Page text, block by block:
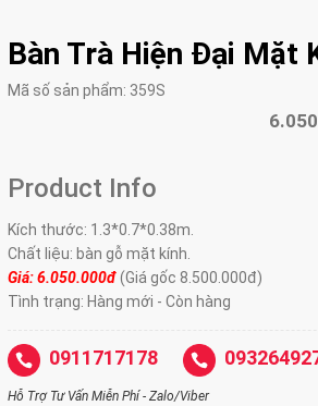
Bàn Trà Hiện Đại Mặt
Mã số sản phẩm: 359S
Product Info
Kích thước: 1.3*0.7*0.38m.
Chất liệu: bàn gỗ mặt kính.
Giá: 6.050.000đ(Giá gốc 8.500.000đ)
Tình trạng: Hàng mới - Còn hàng
0911717178
Hỗ Trợ Tư Vấn Miễn Phí - Zalo/Viber